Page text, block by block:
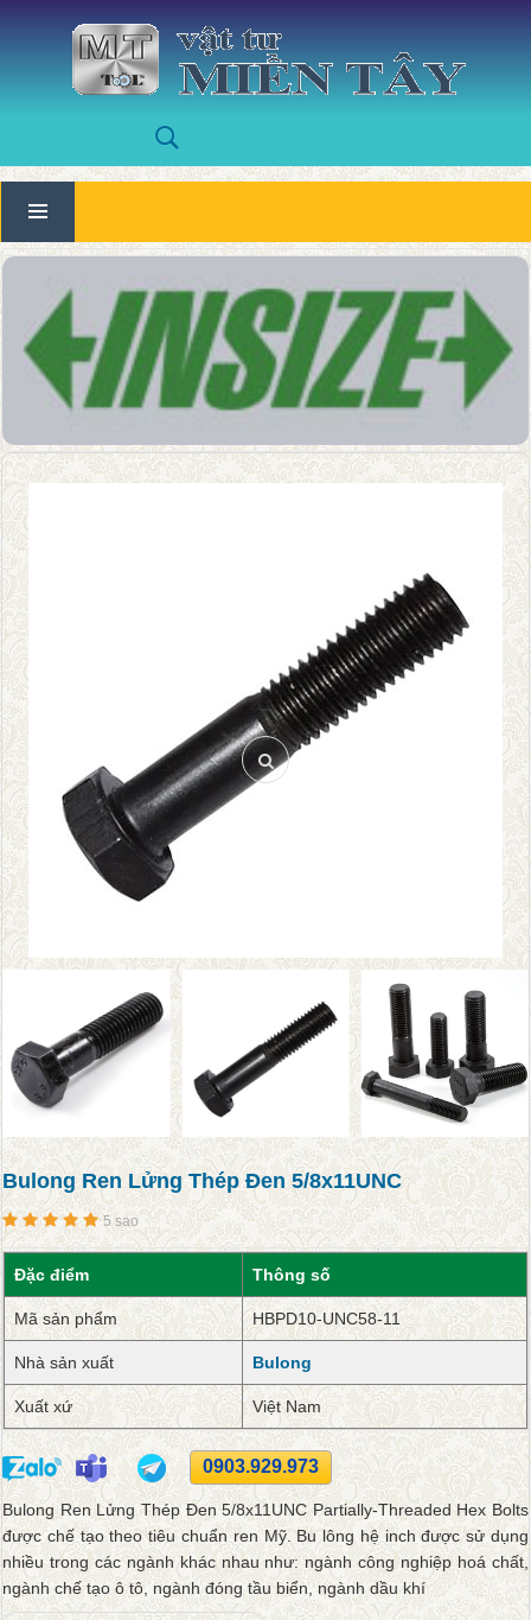
Bulong Ren Lửng Thép Đen 5/8x11UNC
5 sao
Đặc điểm Thông số
Mã sản phẩm HBPD10-UNC58-11
Nhà sản xuất Bulong
Xuất xứ Việt Nam
0903.929.973
Bulong Ren Lửng Thép Đen 5/8x11UNC Partially-Threaded Hex Bolts
được chế tạo theo tiêu chuẩn ren Mỹ. Bu lông hệ inch được sử dụng
nhiều trong các ngành khác nhau như: ngành công nghiệp hoá chất,
ngành chế tạo ô tô, ngành đóng tầu biển, ngành dầu khí